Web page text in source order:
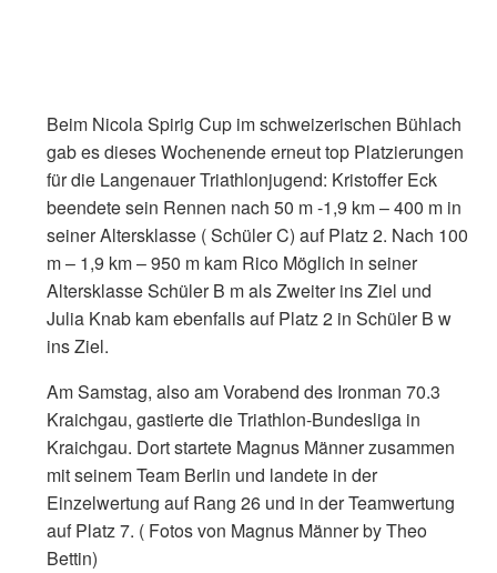
Beim Nicola Spirig Cup im schweizerischen Bühlach
gab es dieses Wochenende erneut top Platzierungen
für die Langenauer Triathlonjugend: Kristoffer Eck
beendete sein Rennen nach 50 m -1,9 km – 400 m in
seiner Altersklasse ( Schüler C) auf Platz 2. Nach 100
m – 1,9 km – 950 m kam Rico Möglich in seiner
Altersklasse Schüler B m als Zweiter ins Ziel und
Julia Knab kam ebenfalls auf Platz 2 in Schüler B w
ins Ziel.
Am Samstag, also am Vorabend des Ironman 70.3
Kraichgau, gastierte die Triathlon-Bundesliga in
Kraichgau. Dort startete Magnus Männer zusammen
mit seinem Team Berlin und landete in der
Einzelwertung auf Rang 26 und in der Teamwertung
auf Platz 7. ( Fotos von Magnus Männer by Theo
Bettin)